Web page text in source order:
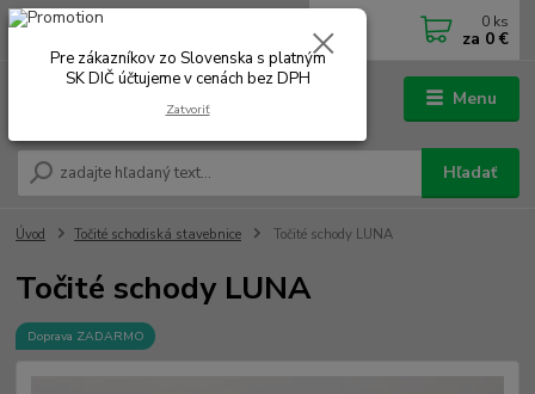
Menu
Hľadať
0902 180 499
0 ks
za 0 €
Úvod Točité schodiská stavebnice Točité schody LUNA
Točité schody LUNA
Doprava ZADARMO
Pre zákazníkov zo Slovenska s platným
SK DIČ účtujeme v cenách bez DPH
Zatvoriť